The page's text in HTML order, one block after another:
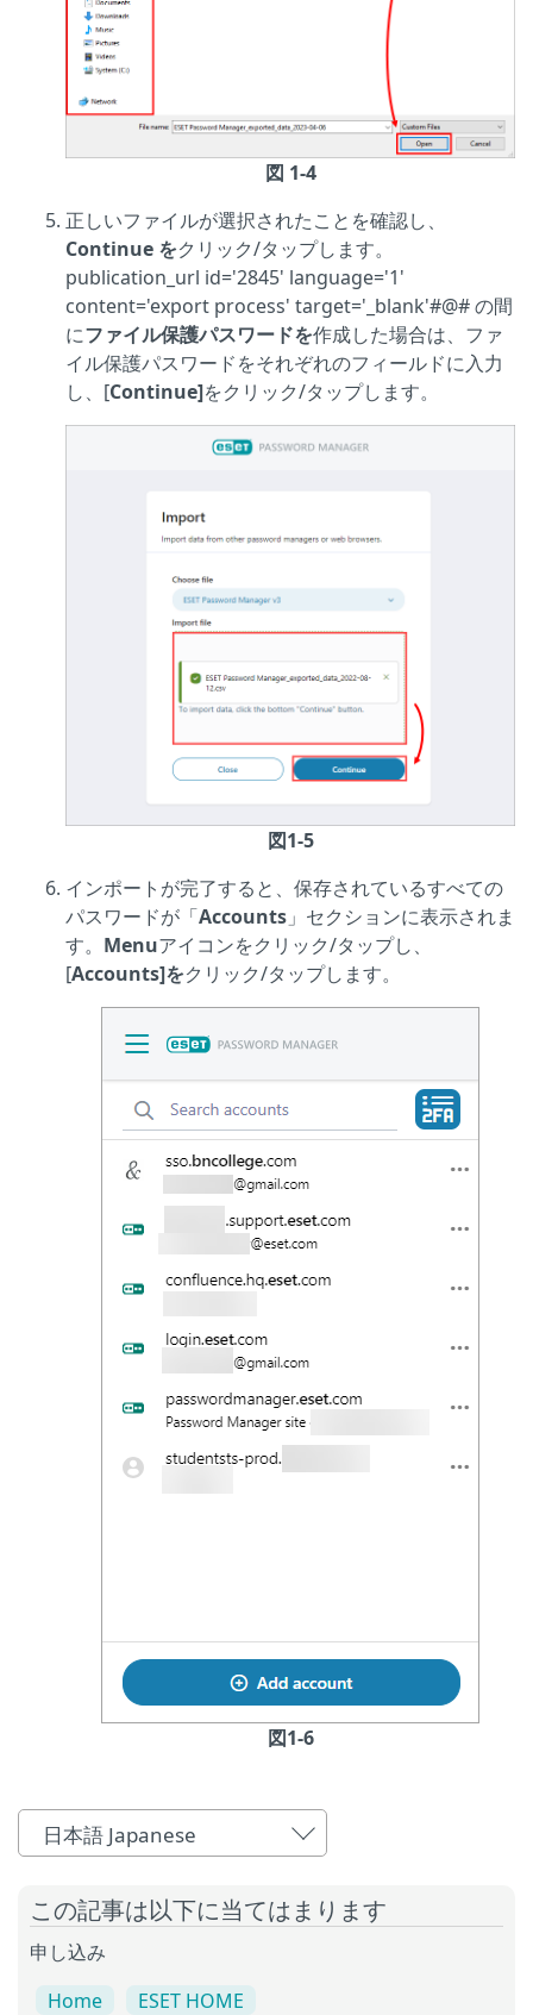
図 1-4
正しいファイルが選択されたことを確認し、
Continue をクリック/タップします。
publication_url id='2845' language='1'
content='export process' target='_blank'#@# の間
にファイル保護パスワードを作成した場合は、ファ
イル保護パスワードをそれぞれのフィールドに入力
し、[Continue]をクリック/タップします。
図1-5
インポートが完了すると、保存されているすべての
パスワードが「Accounts 」セクションに表示されま
す。 Menuアイコンをクリック/タップし、
[Accounts]をクリック/タップします。
図1-6
日本語 Japanese
この記事は以下に当てはまります
申し込み
Home
ESET HOME